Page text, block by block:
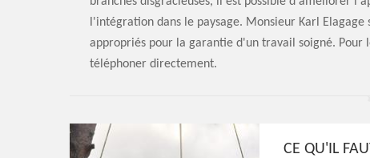
l'intégration dans le paysage. Monsieur Karl
appropriés pour la garantie d'un travail soigné.
téléphoner directement.
CE QU'IL